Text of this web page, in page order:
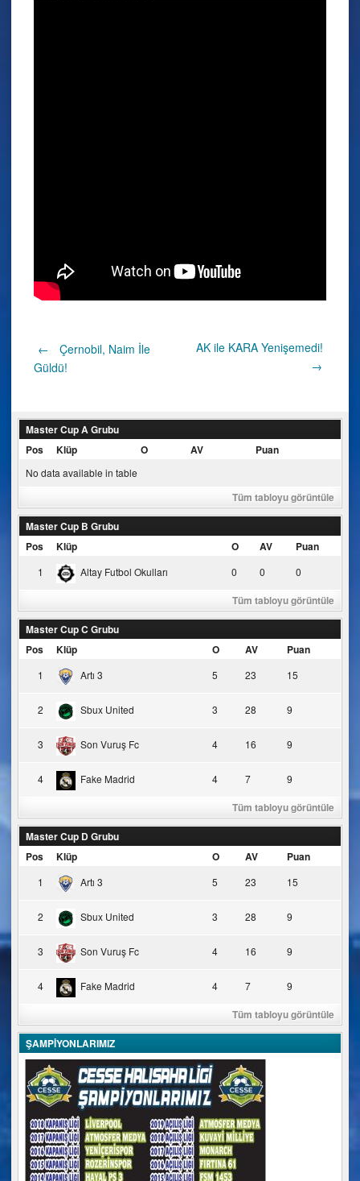
Post
←
Çernobil, Naim İle
Güldü!
AK ile KARA Yenişemedi!
→
Master Cup A Grubu
Pos
Klüp O AV Puan
No data available in table
Tüm tabloyu görüntüle
Master Cup B Grubu
Pos
Klüp O AV Puan
1 Altay Futbol Okulları 0 0 0
Tüm tabloyu görüntüle
Master Cup C Grubu
Pos
Klüp O AV Puan
1 Artı 3 5 23 15
2 Sbux United 3 28 9
3 Son Vuruş Fc 4 16 9
4 Fake Madrid 4 7 9
Tüm tabloyu görüntüle
Master Cup D Grubu
Pos
Klüp O AV Puan
1 Artı 3 5 23 15
2 Sbux United 3 28 9
3 Son Vuruş Fc 4 16 9
4 Fake Madrid 4 7 9
Tüm tabloyu görüntüle
ŞAMPİYONLARIMIZ